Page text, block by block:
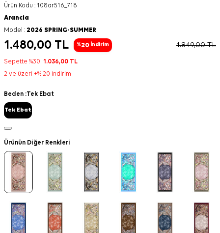
Ürün Kodu : 108ar516_718
Arancia
Model : 2026 SPRING-SUMMER
1.480,00 TL %20 İndirim 1.849,00TL
Sepette %30 1.036,00 TL
2 ve üzeri +% 20 indirim
Beden :Tek Ebat
Tek Ebat
Ürünün Diğer Renkleri